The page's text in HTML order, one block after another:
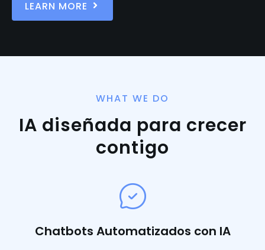
LEARN MORE
WHAT WE DO
IA diseñada para crecer
contigo
Chatbots Automatizados con IA